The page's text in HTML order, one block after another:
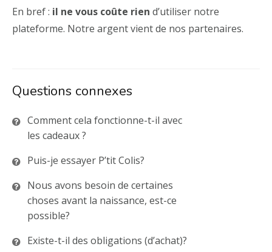
En bref : il ne vous coûte rien d’utiliser notre
plateforme. Notre argent vient de nos partenaires.
Questions connexes
Comment cela fonctionne-t-il avec
les cadeaux ?
Puis-je essayer P’tit Colis?
Nous avons besoin de certaines
choses avant la naissance, est-ce
possible?
Existe-t-il des obligations (d’achat)?